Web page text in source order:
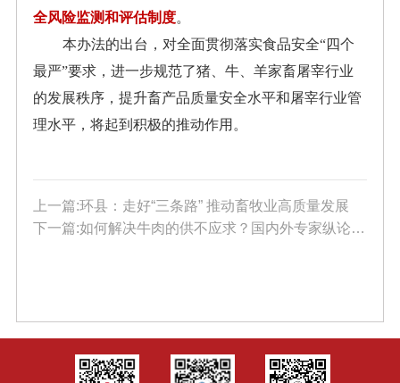
全风险监测和评估制度。
本办法的出台，对全面贯彻落实食品安全“四个
最严”要求，进一步规范了猪、牛、羊家畜屠宰行业
的发展秩序，提升畜产品质量安全水平和屠宰行业管
理水平，将起到积极的推动作用。
上一篇:环县：走好“三条路” 推动畜牧业高质量发展
下一篇:如何解决牛肉的供不应求？国内外专家纵论肉牛繁育的营养之道